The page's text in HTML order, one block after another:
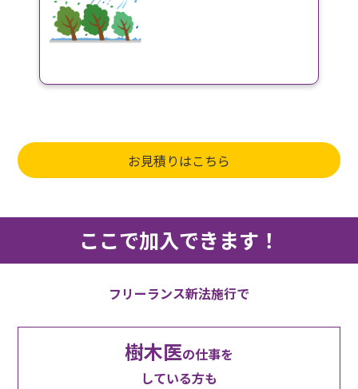
お見積りはこちら
ここで加入できます！
フリーランス新法施行で
樹木医の仕事を
している方も